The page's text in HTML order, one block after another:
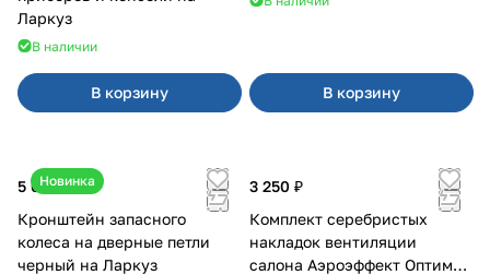
Ларкуз
В наличии
В корзину В корзину
Новинка
5 050 ₽
Кронштейн запасного
колеса на дверные петли
черный на Ларкуз
3 250 ₽
Комплект серебристых
накладок вентиляции
салона Аэроэффект Оптимал